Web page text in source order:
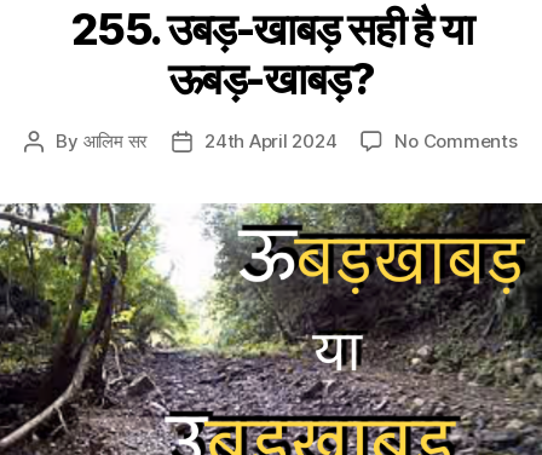
255. उबड़-खाबड़ सही है या
ऊबड़-खाबड़?
Post
By आलिम सर
Post24th April 2024 No Commentson
सही
है
या